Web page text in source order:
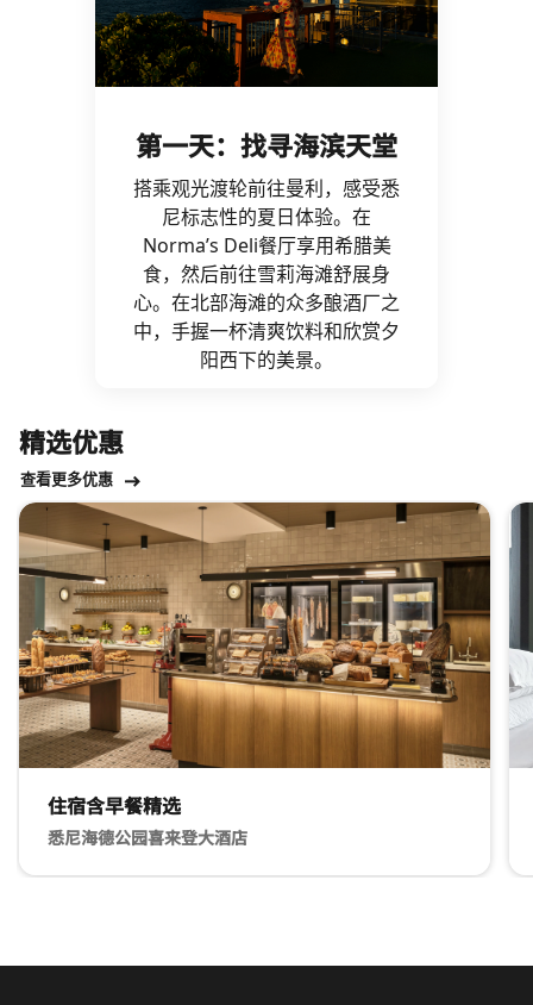
​第一天：找寻海滨天堂
搭乘观光渡轮前往曼利，感受悉
尼标志性的夏日体验。在
Norma’s Deli餐厅享用希腊美
食，然后前往雪莉海滩舒展身
心。在北部海滩的众多酿酒厂之
中，手握一杯清爽饮料和欣赏夕
阳西下的美景。
​精选优惠
跳过 ​精选优惠 轮播 使用 6 张卡。
查看更多优惠
住宿含早餐精选
悉尼海德公园喜来登大酒店